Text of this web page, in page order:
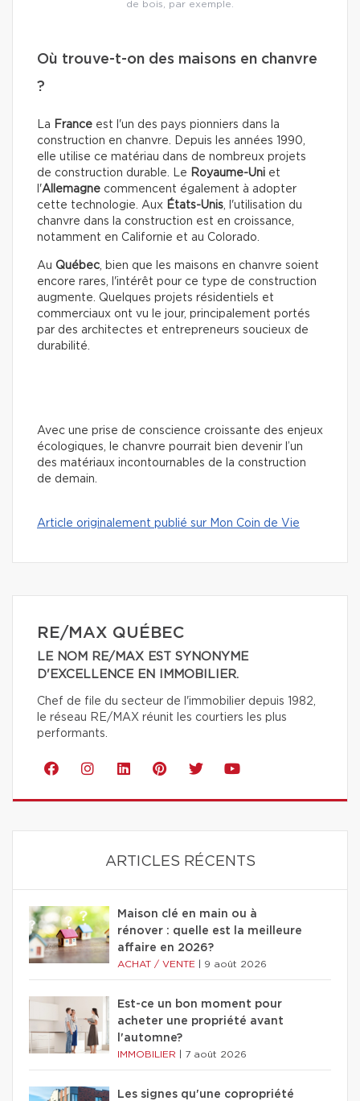
de bois, par exemple.
Où trouve-t-on des maisons en chanvre
?
La France est l'un des pays pionniers dans la
construction en chanvre. Depuis les années 1990,
elle utilise ce matériau dans de nombreux projets
de construction durable. Le Royaume-Uni et
l'Allemagne commencent également à adopter
cette technologie.
Aux États-Unis , l'utilisation du
chanvre dans la construction est en croissance,
notamment en Californie et au Colorado.
Au Québec , bien que les maisons en chanvre soient
encore rares, l'intérêt pour ce type de construction
augmente. Quelques projets résidentiels et
commerciaux ont vu le jour, principalement portés
par des architectes et entrepreneurs soucieux de
durabilité.
Avec une prise de conscience croissante des enjeux
écologiques, le chanvre pourrait bien devenir l’un
des matériaux incontournables de la construction
de demain.
Article originalement publié sur Mon Coin de Vie
RE/MAX QUÉBEC
LE NOM RE/MAX EST SYNONYME
D'EXCELLENCE EN IMMOBILIER.
Chef de file du secteur de l'immobilier depuis 1982,
le réseau RE/MAX réunit les courtiers les plus
performants.
ARTICLES RÉCENTS
Maison clé en main ou à
rénover : quelle est la meilleure
affaire en 2026?
ACHAT / VENTE 9 août 2026
Est-ce un bon moment pour
acheter une propriété avant
l'automne?
IMMOBILIER 7 août 2026
Les signes qu'une copropriété